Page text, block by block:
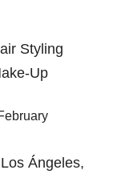
Styling
Up
Los Ángeles,